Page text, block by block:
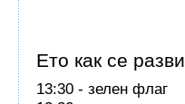
Ето как се
13:30 - зелен флаг